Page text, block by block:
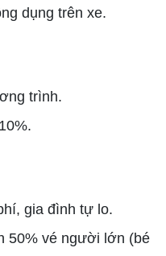
dụng trên xe.
trình.
gia đình tự lo.
50% vé người lớn (bé